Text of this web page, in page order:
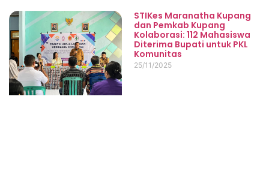
STIKes Maranatha Kupang
dan Pemkab Kupang
Kolaborasi: 112 Mahasiswa
Diterima Bupati untuk PKL
Komunitas
25/11/2025